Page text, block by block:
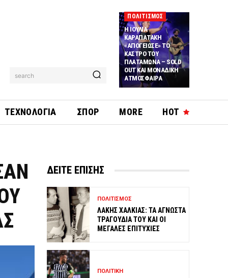
search
ΠΟΛΙΤΙΣΜΟΣ
Η ΙΟΥΛΙΑ
ΚΑΡΑΠΑΤΑΚΗ
«ΑΠΟΓΕΙΩΣΕ» ΤΟ
ΚΑΣΤΡΟ ΤΟΥ
ΠΛΑΤΑΜΩΝΑ – SOLD
OUT ΚΑΙ ΜΟΝΑΔΙΚΗ
ΑΤΜΟΣΦΑΙΡΑ
HOT
ΤΕΧΝΟΛΟΓΙΑ ΣΠΟΡ MORE
ΔΕΙΤΕ ΕΠΙΣΗΣ
ΠΟΛΙΤΙΣΜΟΣ
ΛΑΚΗΣ ΧΑΛΚΙΑΣ: ΤΑ ΑΓΝΩΣΤΑ
ΤΡΑΓΟΥΔΙΑ ΤΟΥ ΚΑΙ ΟΙ
ΜΕΓΑΛΕΣ ΕΠΙΤΥΧΙΕΣ
ΠΟΛΙΤΙΚΗ